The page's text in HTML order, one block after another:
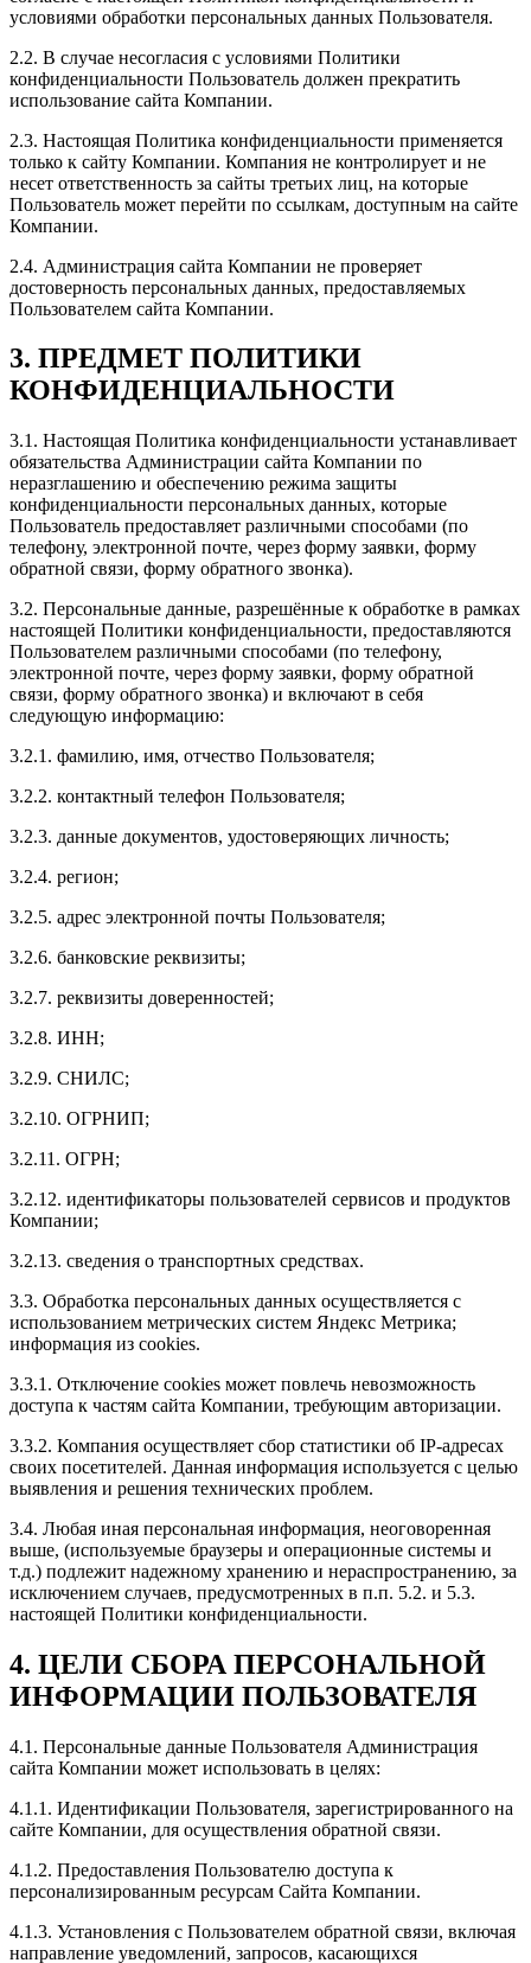
условиями обработки персональных данных Пользователя.
2.2. В случае несогласия с условиями Политики
конфиденциальности Пользователь должен прекратить
использование сайта Компании.
2.3. Настоящая Политика конфиденциальности применяется
только к сайту Компании. Компания не контролирует и не
несет ответственность за сайты третьих лиц, на которые
Пользователь может перейти по ссылкам, доступным на сайте
Компании.
2.4. Администрация сайта Компании не проверяет
достоверность персональных данных, предоставляемых
Пользователем сайта Компании.
3. ПРЕДМЕТ ПОЛИТИКИ
КОНФИДЕНЦИАЛЬНОСТИ
3.1. Настоящая Политика конфиденциальности устанавливает
обязательства Администрации сайта Компании по
неразглашению и обеспечению режима защиты
конфиденциальности персональных данных, которые
Пользователь предоставляет различными способами (по
телефону, электронной почте, через форму заявки, форму
обратной связи, форму обратного звонка).
3.2. Персональные данные, разрешённые к обработке в рамках
настоящей Политики конфиденциальности, предоставляются
Пользователем различными способами (по телефону,
электронной почте, через форму заявки, форму обратной
связи, форму обратного звонка) и включают в себя
следующую информацию:
3.2.1. фамилию, имя, отчество Пользователя;
3.2.2. контактный телефон Пользователя;
3.2.3. данные документов, удостоверяющих личность;
3.2.4. регион;
3.2.5. адрес электронной почты Пользователя;
3.2.6. банковские реквизиты;
3.2.7. реквизиты доверенностей;
3.2.8. ИНН;
3.2.9. СНИЛС;
3.2.10. ОГРНИП;
3.2.11. ОГРН;
3.2.12. идентификаторы пользователей сервисов и продуктов
Компании;
3.2.13. сведения о транспортных средствах.
3.3. Обработка персональных данных осуществляется с
использованием метрических систем Яндекс Метрика;
информация из cookies.
3.3.1. Отключение cookies может повлечь невозможность
доступа к частям сайта Компании, требующим авторизации.
3.3.2. Компания осуществляет сбор статистики об IP-адресах
своих посетителей. Данная информация используется с целью
выявления и решения технических проблем.
3.4. Любая иная персональная информация, неоговоренная
выше, (используемые браузеры и операционные системы и
т.д.) подлежит надежному хранению и нераспространению, за
исключением случаев, предусмотренных в п.п. 5.2. и 5.3.
настоящей Политики конфиденциальности.
4. ЦЕЛИ СБОРА ПЕРСОНАЛЬНОЙ
ИНФОРМАЦИИ ПОЛЬЗОВАТЕЛЯ
4.1. Персональные данные Пользователя Администрация
сайта Компании может использовать в целях:
4.1.1. Идентификации Пользователя, зарегистрированного на
сайте Компании, для осуществления обратной связи.
4.1.2. Предоставления Пользователю доступа к
персонализированным ресурсам Сайта Компании.
4.1.3. Установления с Пользователем обратной связи, включая
направление уведомлений, запросов, касающихся